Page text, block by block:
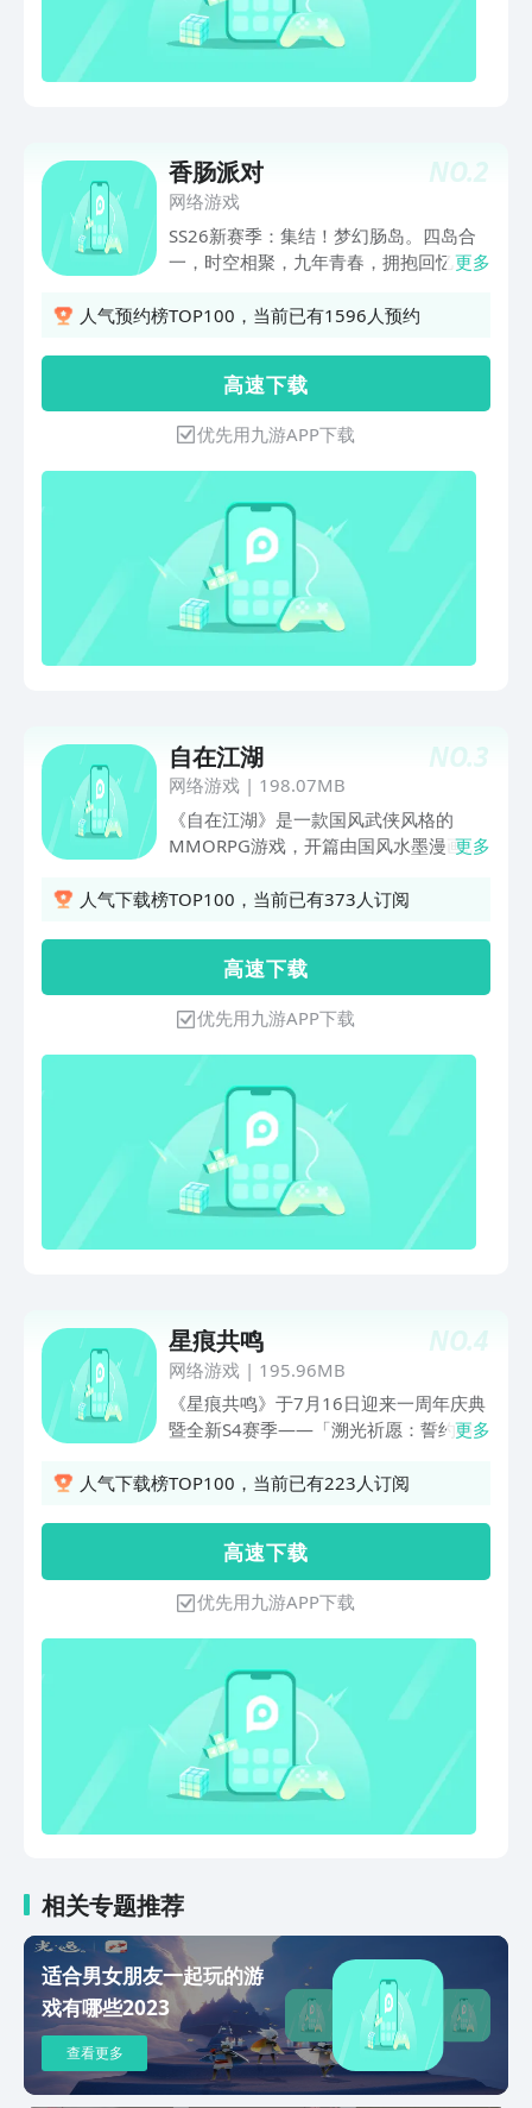
NO.2
香肠派对
网络游戏
SS26新赛季：集结！梦幻肠岛。四岛合
一，时空相聚，九年青春，拥抱回忆「摸
地图探索搜集，与怪物、对手对抗，撤离
专属于「摸金派对」的特色内容等你来体
验！----搞怪魔性、内容丰富且手感出众
的卡通射击派对游戏。吃鸡和摸金作为主
流玩法，并已推出超20种流行玩法模
式，持续注重玩家体验、质量和服务。
更多
人气预约榜TOP100，当前已有1596人预约
高 速 下 载
优先用九游APP下载
NO.3
自在江湖
网络游戏| 198.07MB
《自在江湖》是一款国风武侠风格的
MMORPG游戏，开篇由国风水墨漫画引
轻松的漫画贯穿主线，让任务不再沉闷。
自踏上历险之路探寻真相的侠客，一路走
来将会发生什么事呢，皆由您来书写。
更多
人气下载榜TOP100，当前已有373人订阅
高 速 下 载
优先用九游APP下载
NO.4
星痕共鸣
网络游戏| 195.96MB
《星痕共鸣》于7月16日迎来一周年庆典
暨全新S4赛季——「溯光祈愿：誓约与
随时回家！全新S4赛季，夏日海岛物语
周新主题；塔防「深海行动·星脉调谐」
策略与行动并重；躲猫猫2.0加入肉鸽增
益与逐影猎手武器系统。极限空间全新副
本与团本挑战升级，硬核共斗再攀高峰！
更多
人气下载榜TOP100，当前已有223人订阅
高 速 下 载
优先用九游APP下载
相关专题推荐
适合男女朋友一起玩的游
戏有哪些2023
查看更多